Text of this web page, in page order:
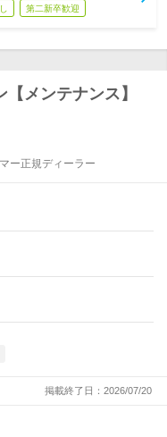
第二新卒歓迎
メンテナンス】
ー正規ディーラー
掲載終了日：2026/07/20